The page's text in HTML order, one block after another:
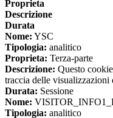
Proprieta
Descrizione
Durata
Nome: YSC
Tipologia: analitico
Proprieta: Terza-parte
Descrizione: Questo
traccia delle
Durata: Sessione
Nome:
Tipologia: analitico